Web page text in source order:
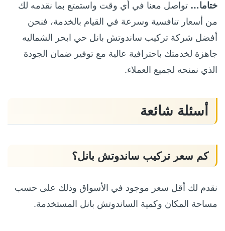
ختاما… تواصل معنا في أي وقت واستمتع بما نقدمه لك
من أسعار تنافسية وسرعة في القيام بالخدمة، فنحن
أفضل شركة تركيب ساندوتش بانل حي ابحر الشماليه
جاهزة لخدمتك باحترافية عالية مع توفير ضمان الجودة
الذي نمنحه لجميع العملاء.
أسئلة شائعة
كم سعر تركيب ساندوتش بانل؟
نقدم لك أقل سعر موجود في الأسواق وذلك على حسب
مساحة المكان وكمية الساندوتش بانل المستخدمة.